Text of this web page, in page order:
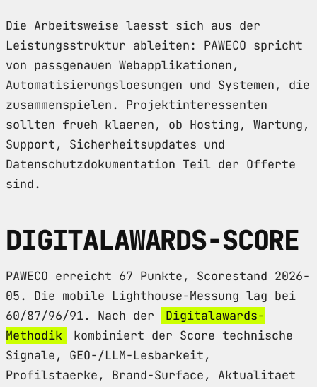
Die Arbeitsweise laesst sich aus der
Leistungsstruktur ableiten: PAWECO spricht
von passgenauen Webapplikationen,
Automatisierungsloesungen und Systemen, die
zusammenspielen. Projektinteressenten
sollten frueh klaeren, ob Hosting, Wartung,
Support, Sicherheitsupdates und
Datenschutzdokumentation Teil der Offerte
sind.
DIGITALAWARDS-SCORE
PAWECO erreicht 67 Punkte, Scorestand 2026-
05. Die mobile Lighthouse-Messung lag bei
60/87/96/91. Nach der
Digitalawards-
Methodik
kombiniert der Score technische
Signale, GEO-/LLM-Lesbarkeit,
Profilstaerke, Brand-Surface, Aktualitaet